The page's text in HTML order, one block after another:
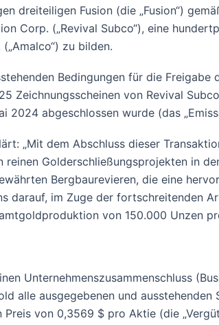
dreiteiligen Fusion (die „Fusion“)
Corp. („Revival Subco“), eine
zu bilden.
Bedingungen für die
von Revival
abgeschlossen wurde (das
„Mit dem Abschluss dieser
Golderschließungsprojekten in
Bergbaurevieren, die eine
darauf, im Zuge der fortschreitenden
von 150.000 Unzen
Unternehmenszusammenschluss
alle ausgegebenen und
von 0,3569 $ pro Aktie (die